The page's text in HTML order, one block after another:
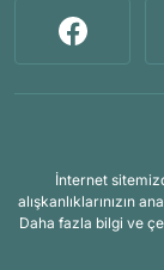
İnternet
alışkanlıklarınızın
Daha fazla bilgi ve